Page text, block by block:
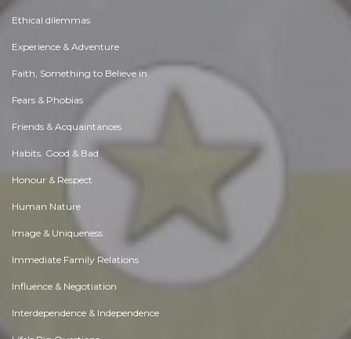
Ethical dilemmas
Experience & Adventure
Faith, Something to Believe in
Fears & Phobias
Friends & Acquaintances
Habits. Good & Bad
Honour & Respect
Human Nature
Image & Uniqueness
Immediate Family Relations
Influence & Negotiation
Interdependence & Independence